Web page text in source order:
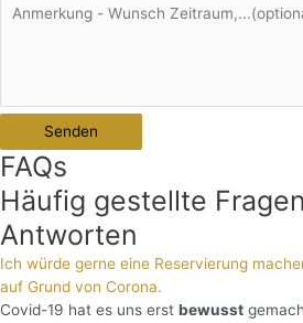
Senden
FAQs
Häufig gestellte
Antworten
Ich würde gerne eine Reservierung
auf Grund von Corona.
Covid-19 hat es uns erst bewusst